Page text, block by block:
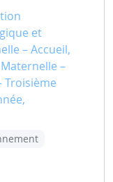
et
– Accueil,
–
Troisième